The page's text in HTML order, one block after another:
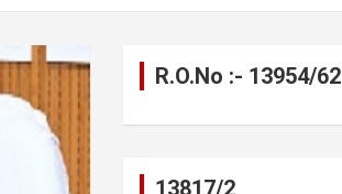
R.O.No :- 13954/62
13817/2